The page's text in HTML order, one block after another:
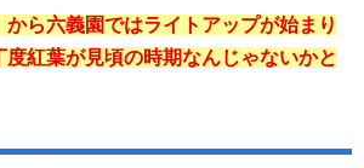
から六義園ではライトアップが始まり
度紅葉が見頃の時期なんじゃないかと